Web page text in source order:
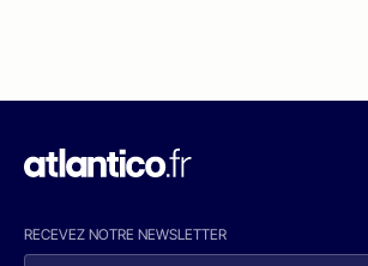
RECEVEZ NOTRE NEWSLETTER